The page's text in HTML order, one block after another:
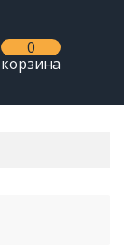
0
корзина